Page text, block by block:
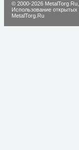
© 2000-2026 MetalTorg.Ru,
Использование
MetalTorg.Ru